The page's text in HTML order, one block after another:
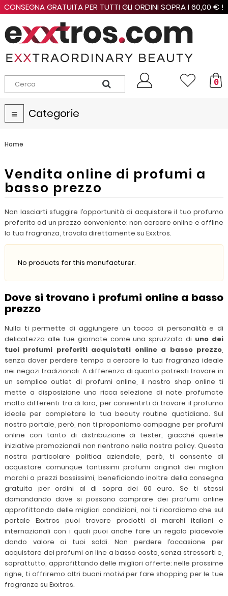
CONSEGNA GRATUITA PER TUTTI GLI ORDINI SOPRA I 60,00 € !
0
Navigazione
Toggle
Categorie
Home
Vendita online di profumi a
basso prezzo
Non lasciarti sfuggire l’opportunità di acquistare il tuo profumo
preferito ad un prezzo conveniente: non cercare online e offline
la tua fragranza, trovala direttamente su Exxtros.
No products for this manufacturer.
Dove si trovano i profumi online a basso
prezzo
Nulla ti permette di aggiungere un tocco di personalità e di
delicatezza alle tue giornate come una spruzzata di uno dei
tuoi profumi preferiti acquistati online a basso prezzo
senza dover perdere tempo a cercare la tua fragranza ideale
nei negozi tradizionali. A differenza di quanto potresti trovare in
un semplice outlet di profumi online, il nostro shop online ti
mette a disposizione una ricca selezione di note profumate
molto differenti tra di loro, per consentirti di trovare il profumo
ideale per completare la tua beauty routine quotidiana. Sul
nostro portale, però, non ti proponiamo campagne per profumi
online con tanto di distribuzione di tester, giacché queste
iniziative promozionali non rientrano nella nostra policy. Questa
nostra particolare politica aziendale, però, ti consente di
acquistare comunque tantissimi profumi originali dei migliori
marchi a prezzi bassissimi, beneficiando inoltre della consegna
gratuita per ordini al di sopra dei 60 euro. Se ti stessi
domandando dove si possono comprare dei profumi online
approfittando delle migliori condizioni, noi ti ricordiamo che sul
portale Exxtros puoi trovare prodotti di marchi italiani e
internazionali con i quali puoi anche fare un regalo piacevole
dando valore ai tuoi soldi. Non perdere l’occasione per
acquistare dei profumi on line a basso costo, senza stressarti e,
soprattutto, approfittando delle migliori offerte: nelle prossime
righe, ti offriremo altri buoni motivi per fare shopping per le tue
fragranze su Exxtros.